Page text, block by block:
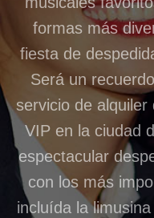
formas más
fiesta de
Será un
servicio de
VIP en la ciudad
espectacular
con los más
incluída la